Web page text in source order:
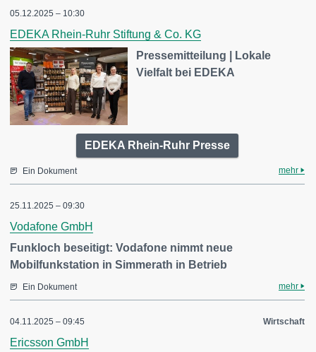
05.12.2025 – 10:30
EDEKA Rhein-Ruhr Stiftung & Co. KG
Pressemitteilung | Lokale
Vielfalt bei EDEKA
EDEKA Rhein-Ruhr Presse
Ein Dokument mehr
25.11.2025 – 09:30
Vodafone GmbH
Funkloch beseitigt: Vodafone nimmt neue
Mobilfunkstation in Simmerath in Betrieb
Ein Dokument mehr
04.11.2025 – 09:45 Wirtschaft
Ericsson GmbH